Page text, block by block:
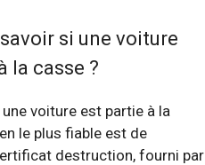
si une voiture
la casse ?
voiture est partie à la
le plus fiable est de
destruction, fourni par